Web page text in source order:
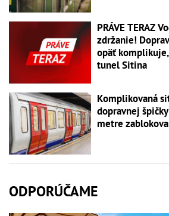
PRÁVE TERAZ
zdržanie!
opäť
tunel Sitina
Komplikovaná
dopravnej
metre
ODPORÚČAME